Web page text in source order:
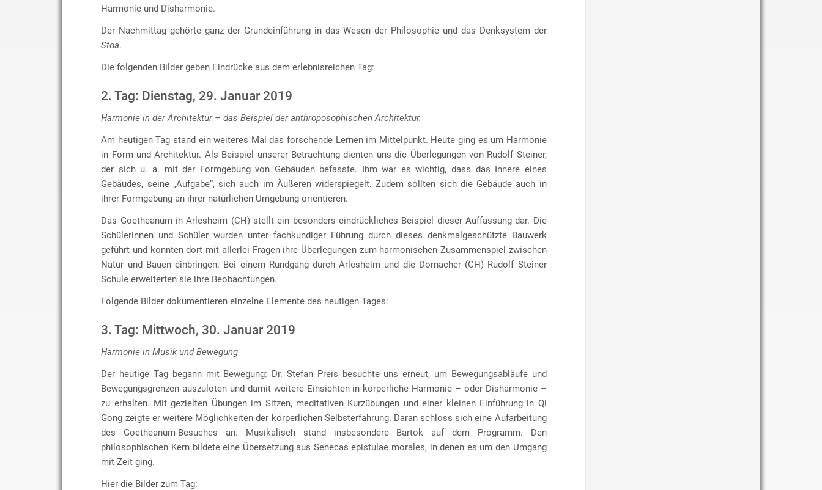
Harmonie und Disharmonie.
Der Nachmittag gehörte ganz der Grundeinführung in das Wesen der Philosophie und das Denksystem der
Stoa.
Die folgenden Bilder geben Eindrücke aus dem erlebnisreichen Tag:
2. Tag: Dienstag, 29. Januar 2019
Harmonie in der Architektur – das Beispiel der anthroposophischen Architektur.
Am heutigen Tag stand ein weiteres Mal das forschende Lernen im Mittelpunkt. Heute ging es um Harmonie
in Form und Architektur. Als Beispiel unserer Betrachtung dienten uns die Überlegungen von Rudolf Steiner,
der sich u. a. mit der Formgebung von Gebäuden befasste. Ihm war es wichtig, dass das Innere eines
Gebäudes, seine „Aufgabe“, sich auch im Äußeren widerspiegelt. Zudem sollten sich die Gebäude auch in
ihrer Formgebung an ihrer natürlichen Umgebung orientieren.
Das Goetheanum in Arlesheim (CH) stellt ein besonders eindrückliches Beispiel dieser Auffassung dar. Die
Schülerinnen und Schüler wurden unter fachkundiger Führung durch dieses denkmalgeschützte Bauwerk
geführt und konnten dort mit allerlei Fragen ihre Überlegungen zum harmonischen Zusammenspiel zwischen
Natur und Bauen einbringen. Bei einem Rundgang durch Arlesheim und die Dornacher (CH) Rudolf Steiner
Schule erweiterten sie ihre Beobachtungen.
Folgende Bilder dokumentieren einzelne Elemente des heutigen Tages:
3. Tag: Mittwoch, 30. Januar 2019
Harmonie in Musik und Bewegung
Der heutige Tag begann mit Bewegung: Dr. Stefan Preis besuchte uns erneut, um Bewegungsabläufe und
Bewegungsgrenzen auszuloten und damit weitere Einsichten in körperliche Harmonie – oder Disharmonie –
zu erhalten. Mit gezielten Übungen im Sitzen, meditativen Kurzübungen und einer kleinen Einführung in Qi
Gong zeigte er weitere Möglichkeiten der körperlichen Selbsterfahrung. Daran schloss sich eine Aufarbeitung
des Goetheanum-Besuches an. Musikalisch stand insbesondere Bartok auf dem Programm. Den
philosophischen Kern bildete eine Übersetzung aus Senecas epistulae morales, in denen es um den Umgang
mit Zeit ging.
Hier die Bilder zum Tag: